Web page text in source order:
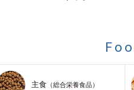
主食 （総合栄養食品）